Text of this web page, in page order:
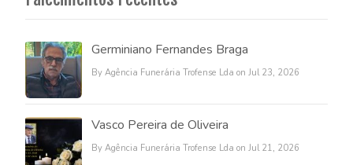
Germiniano Fernandes Braga
By Agência Funerária Trofense Lda on Jul 23, 2026
Vasco Pereira de Oliveira
By Agência Funerária Trofense Lda on Jul 21, 2026